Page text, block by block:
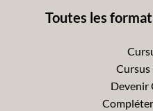
Toutes les
Cursus
Devenir